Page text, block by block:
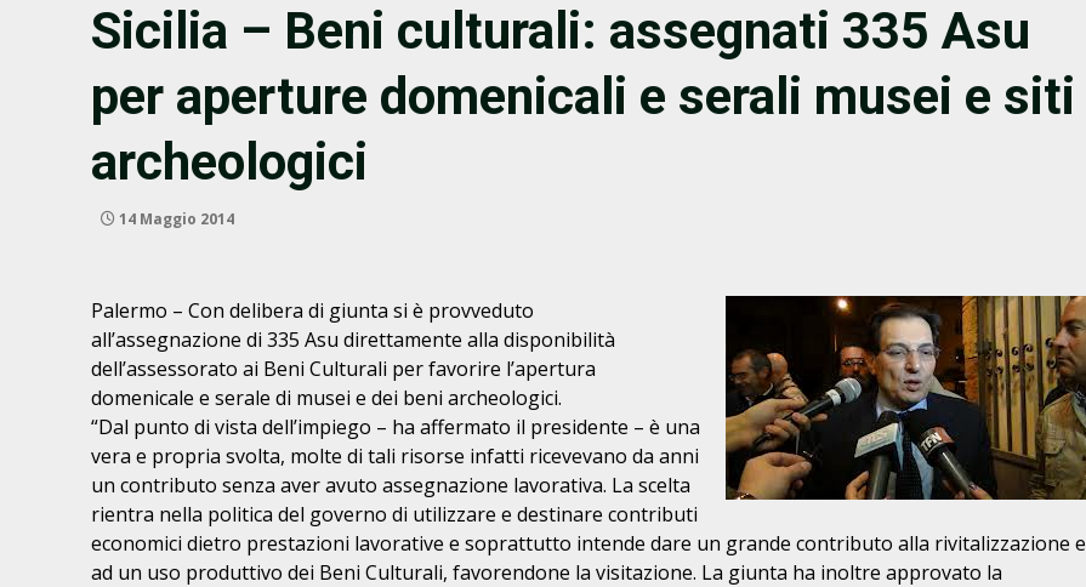
Sicilia – Beni culturali: assegnati 335 Asu
per aperture domenicali e serali musei e siti
archeologici
14 Maggio 2014
Palermo – Con delibera di giunta si è provveduto
all’assegnazione di 335 Asu direttamente alla disponibilità
dell’assessorato ai Beni Culturali per favorire l’apertura
domenicale e serale di musei e dei beni archeologici.
“Dal punto di vista dell’impiego – ha affermato il presidente – è una
vera e propria svolta, molte di tali risorse infatti ricevevano da anni
un contributo senza aver avuto assegnazione lavorativa. La scelta
rientra nella politica del governo di utilizzare e destinare contributi
economici dietro prestazioni lavorative e soprattutto intende dare un grande contributo alla rivitalizzazione e
ad un uso produttivo dei Beni Culturali, favorendone la visitazione. La giunta ha inoltre approvato la